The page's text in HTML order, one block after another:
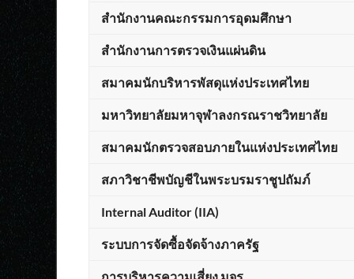
สำนักงานคณะกรรมการอุดมศึกษา
สำนักงานการตรวจเงินแผ่นดิน
สมาคมนักบริหารพัสดุแห่งประเทศไทย
มหาวิทยาลัยมหาจุฬาลงกรณราชวิทยาลัย
สมาคมนักตรวจสอบภายในแห่งประเทศไทย
สภาวิชาชีพบัญชีในพระบรมราชูปถัมภ์
Internal Auditor (IIA)
ระบบการจัดซื้อจัดจ้างภาครัฐ